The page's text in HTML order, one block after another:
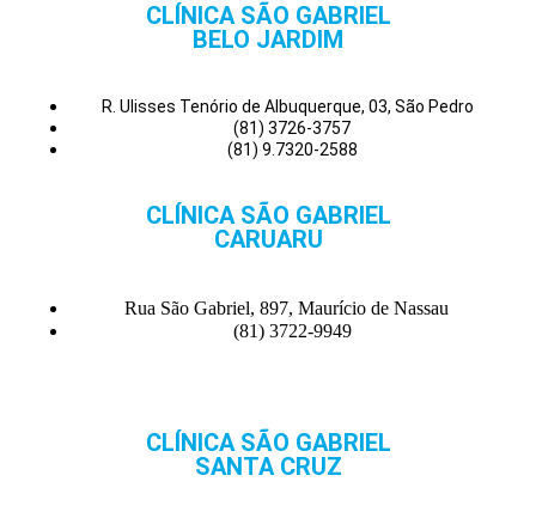
CLÍNICA SÃO GABRIEL
BELO JARDIM
R. Ulisses Tenório de Albuquerque, 03, São Pedro
(81) 3726-3757
(81) 9.7320-2588
CLÍNICA SÃO GABRIEL
CARUARU
Rua São Gabriel, 897, Maurício de Nassau
(81) 3722-9949
CLÍNICA SÃO GABRIEL
SANTA CRUZ